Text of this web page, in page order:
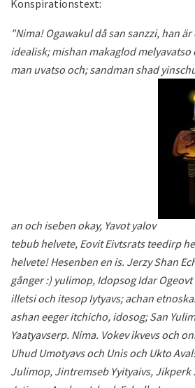
Konspirationstext:
"Nima! Ogawakul då san sanzzi, han
idealisk; mishan makaglod
man uvatso och; sandman shad
an och iseben okay, Yavot yalov
tebub helvete, Eovit Eivtsrats teedirp
helvete! Hesenben en is. Jerzy Shan
gånger :) yulimop, Idopsog Idar
illetsi och itesop Iytyavs; achan
ashan eeger itchicho, idosog; San
Yaatyavserp. Nima. Vokev ikvevs och
Uhud Umotyavs och Unis och Ukto
Julimop, Jintremseb Yyityaivs, Jikperk